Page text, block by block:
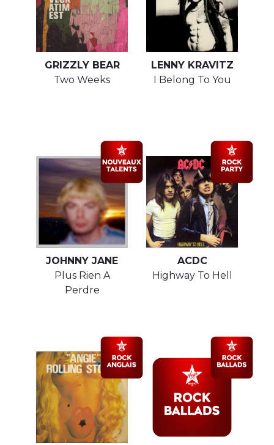
GRIZZLY BEAR
Two Weeks
LENNY KRAVITZ
I Belong To You
JOHNNY JANE
Plus Rien A
Perdre
ACDC
Highway To Hell